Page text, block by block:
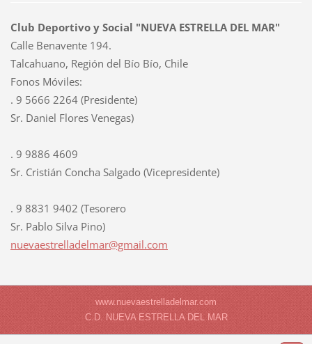
Club Deportivo y Social "NUEVA ESTRELLA DEL MAR"
Calle Benavente 194.
Talcahuano, Región del Bío Bío, Chile
Fonos Móviles:
. 9 5666 2264 (Presidente)
Sr. Daniel Flores Venegas)
. 9 9886 4609
Sr. Cristián Concha Salgado (Vicepresidente)
. 9 8831 9402 (Tesorero
Sr. Pablo Silva Pino)
nuevaestrelladelmar@gmail.com
www.nuevaestrelladelmar.com
C.D. NUEVA ESTRELLA DEL MAR